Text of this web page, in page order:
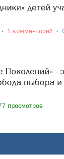
1 комментарий
выбора и
просмотров